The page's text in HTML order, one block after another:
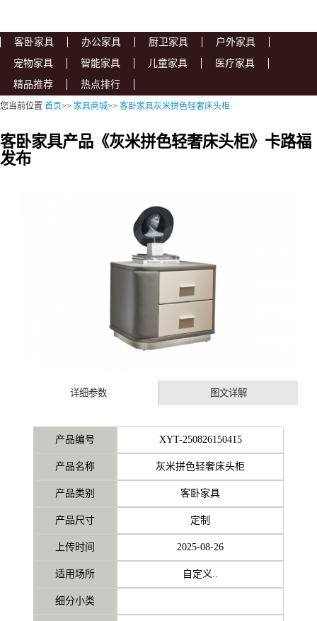
客卧家具 办公家具 厨卫家具
户外家具
宠物家具
智能家具 儿童家具
医疗家具
精品推荐
热点排行
您当前位置 首页>> 家具商城>> 客卧家具灰米拼色轻奢床头柜
客卧家具产品《灰米拼色轻奢床头柜》卡路福
发布
详细参数 图文详解
产品编号 XYT-250826150415
产品名称 灰米拼色轻奢床头柜
产品类别 客卧家具
产品尺寸 定制
上传时间 2025-08-26
适用场所 自定义..
细分小类